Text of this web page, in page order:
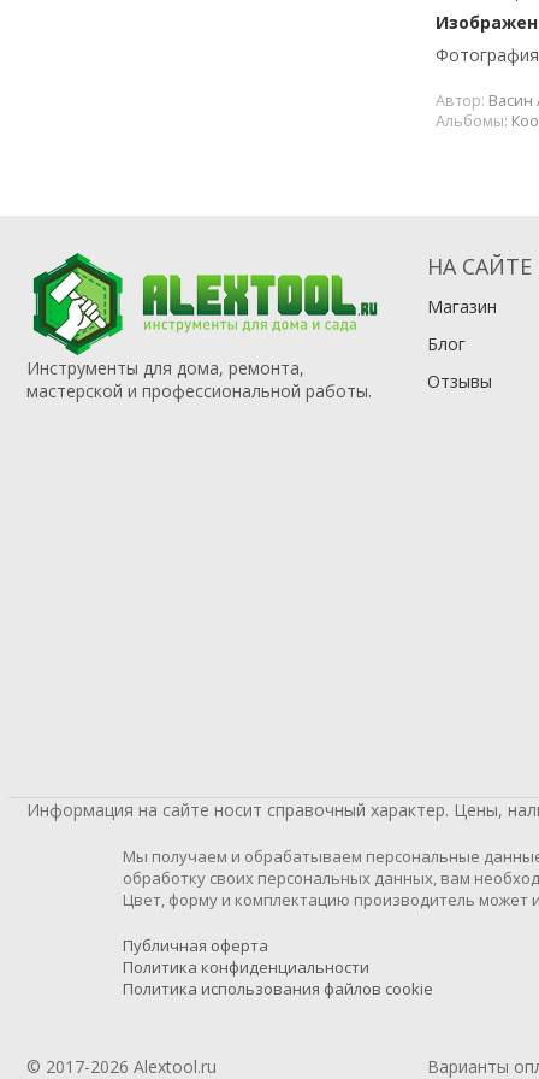
Автор: Васин
Альбомы:
Инструменты для дома, ремонта,
мастерской и профессиональной работы.
НА САЙТЕ
Магазин
Блог
Отзывы
Информация на сайте носит справочный характер. Цены,
Мы получаем и обрабатываем персональные данные
обработку своих персональных данных, вам
Цвет, форму и комплектацию производитель может
Публичная оферта
Политика конфиденциальности
Политика использования файлов cookie
© 2017-2026 Alextool.ru Варианты